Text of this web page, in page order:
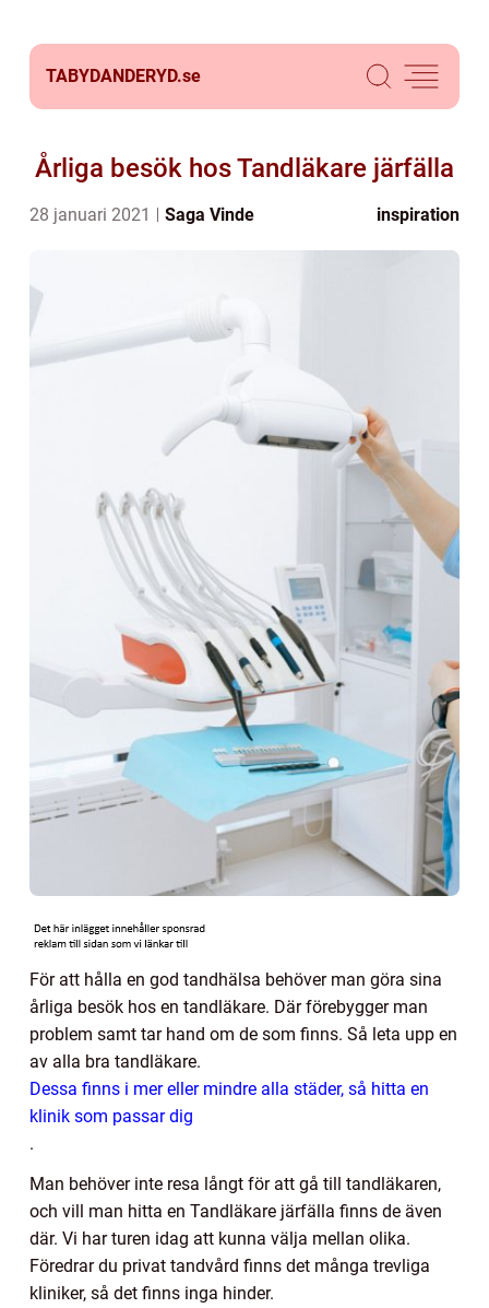
TABYDANDERYD.se
Årliga besök hos Tandläkare järfälla
28 januari 2021 Saga Vinde inspiration
För att hålla en god tandhälsa behöver man göra sina
årliga besök hos en tandläkare. Där förebygger man
problem samt tar hand om de som finns. Så leta upp en
av alla bra tandläkare.
Dessa finns i mer eller mindre alla städer, så hitta en
klinik som passar dig
.
Man behöver inte resa långt för att gå till tandläkaren,
och vill man hitta en Tandläkare järfälla finns de även
där. Vi har turen idag att kunna välja mellan olika.
Föredrar du privat tandvård finns det många trevliga
kliniker, så det finns inga hinder.